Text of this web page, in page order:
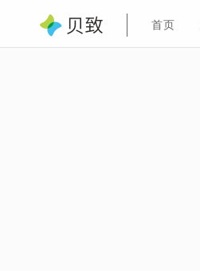
首页